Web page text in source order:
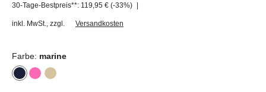
30-Tage-Bestpreis**: 119,95 € (-33%) |
inkl. MwSt. zzgl. Versandkosten
Farbe: marine